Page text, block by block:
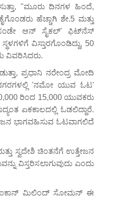
"ಮೂರು ದಿನಗಳ ಹಿಂದೆ,
ಹೆಚ್ಚಾಗಿ ಶೇ.5 ಮತ್ತು
ಆನ್ ಸೈಕಲ್' ಫಿಟ್‌ನೆಸ್
ವಿಸ್ತಾರಗೊಂಡಿದ್ದು, 50
ವಿವರಿಸಿದರು.
ಪ್ರಧಾನಿ ನರೇಂದ್ರ ಮೋದಿ
'ನಮೋ ಯುವ ಓಟ'
ರಿಂದ 15,000 ಯುವಕರು
ಏಕಕಾಲದಲ್ಲಿ ಓಡಲಿದ್ದಾರೆ.
ಜನ ಭಾಗವಹಿಸುವ ಓಟವಾಗಲಿದೆ
ಸ್ವದೇಶಿ ಚಿಂತನೆಗೆ ಉತ್ತೇಜನ
ವಿಸ್ತರಿಸಲಾಗುವುದು ಎಂದು
ಐಕಾನ್ ಮಿಲಿಂದ್ ಸೋಮನ್ ಈ